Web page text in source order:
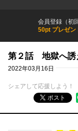
会員登録（初
50pt プレゼン
第２話 地獄へ誘
2022年03月16日
シェアして応援しよう！
ポスト